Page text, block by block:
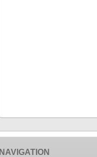
NAVIGATION